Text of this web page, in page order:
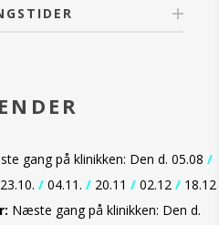
gang på klinikken: Den d. 05.08 /
23.10. / 04.11. / 20.11 / 02.12 / 18.12
Næste gang på klinikken: Den d.